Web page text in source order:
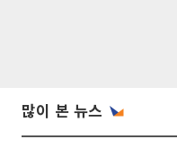
많이 본 뉴스